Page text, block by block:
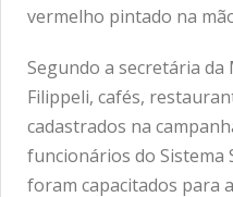
vermelho pintado na
Segundo a secretária da
Filippeli, cafés,
cadastrados na
funcionários do Sistema
foram capacitados para